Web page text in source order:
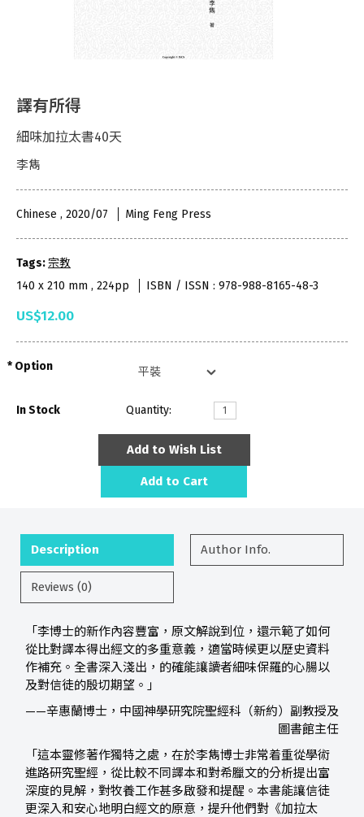
譯有所得
細味加拉太書40天
李雋
Chinese , 2020/07 Ming Feng Press
Tags:宗教
140 x 210 mm , 224pp
ISBN / ISSN : 978-988-8165-48-3
US$12.00
Option
In Stock Quantity:
Add to Wish List
Add to Cart
Description Author Info.
Reviews (0)
「李博士的新作內容豐富，原文解說到位，還示範了如何
從比對譯本得出經文的多重意義，適當時候更以歷史資料
作補充。全書深入淺出，的確能讓讀者細味保羅的心腸以
及對信徒的殷切期望。」
——辛惠蘭博士，中國神學研究院聖經科（新約）副教授及
圖書館主任
「這本靈修著作獨特之處，在於李雋博士非常着重從學術
進路研究聖經，從比較不同譯本和對希臘文的分析提出富
深度的見解，對牧養工作甚多啟發和提醒。本書能讓信徒
更深入和安心地明白經文的原意，提升他們對《加拉太